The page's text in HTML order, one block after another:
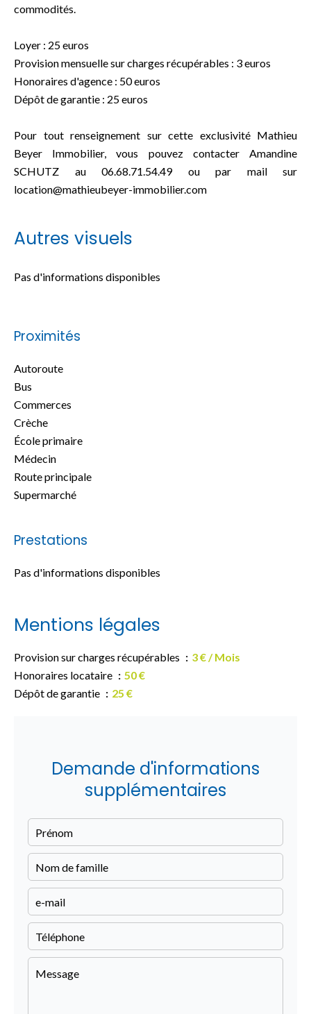
commodités.
Loyer : 25 euros
Provision mensuelle sur charges récupérables : 3 euros
Honoraires d'agence : 50 euros
Dépôt de garantie : 25 euros
Pour tout renseignement sur cette exclusivité Mathieu
Beyer Immobilier, vous pouvez contacter Amandine
SCHUTZ au 06.68.71.54.49 ou par mail sur
location@mathieubeyer-immobilier.com
Autres visuels
Pas d'informations disponibles
Proximités
Autoroute
Bus
Commerces
Crèche
École primaire
Médecin
Route principale
Supermarché
Prestations
Pas d'informations disponibles
Mentions légales
Provision sur charges récupérables
3 € / Mois
Honoraires locataire
50 €
Dépôt de garantie
25 €
Demande d'informations
supplémentaires